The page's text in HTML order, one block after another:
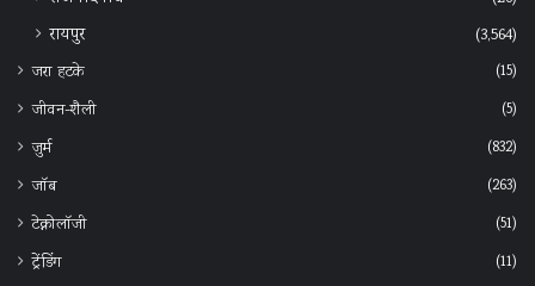
रायपुर
(3,564)
जरा हटके
(15)
जीवन-शैली
(5)
जुर्म
(832)
जॉब
(263)
टेक्नोलॉजी
(51)
ट्रेंडिंग
(11)